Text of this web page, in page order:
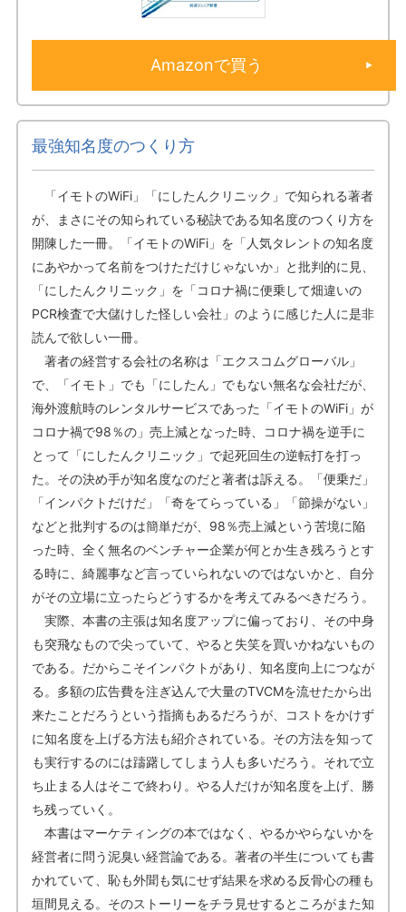
Amazonで買う
最強知名度のつくり方
「イモトのWiFi」「にしたんクリニック」で知られる著者
が、まさにその知られている秘訣である知名度のつくり方を
開陳した一冊。「イモトのWiFi」を「人気タレントの知名度
にあやかって名前をつけただけじゃないか」と批判的に見、
「にしたんクリニック」を「コロナ禍に便乗して畑違いの
PCR検査で大儲けした怪しい会社」のように感じた人に是非
読んで欲しい一冊。
著者の経営する会社の名称は「エクスコムグローバル」
で、「イモト」でも「にしたん」でもない無名な会社だが、
海外渡航時のレンタルサービスであった「イモトのWiFi」が
コロナ禍で98％の」売上減となった時、コロナ禍を逆手に
とって「にしたんクリニック」で起死回生の逆転打を打っ
た。その決め手が知名度なのだと著者は訴える。「便乗だ」
「インパクトだけだ」「奇をてらっている」「節操がない」
などと批判するのは簡単だが、98％売上減という苦境に陥
った時、全く無名のベンチャー企業が何とか生き残ろうとす
る時に、綺麗事など言っていられないのではないかと、自分
がその立場に立ったらどうするかを考えてみるべきだろう。
実際、本書の主張は知名度アップに偏っており、その中身
も突飛なもので尖っていて、やると失笑を買いかねないもの
である。だからこそインパクトがあり、知名度向上につなが
る。多額の広告費を注ぎ込んで大量のTVCMを流せたから出
来たことだろうという指摘もあるだろうが、コストをかけず
に知名度を上げる方法も紹介されている。その方法を知って
も実行するのには躊躇してしまう人も多いだろう。それで立
ち止まる人はそこで終わり。やる人だけが知名度を上げ、勝
ち残っていく。
本書はマーケティングの本ではなく、やるかやらないかを
経営者に問う泥臭い経営論である。著者の半生についても書
かれていて、恥も外聞も気にせず結果を求める反骨心の種も
垣間見える。そのストーリーをチラ見せするところがまた知